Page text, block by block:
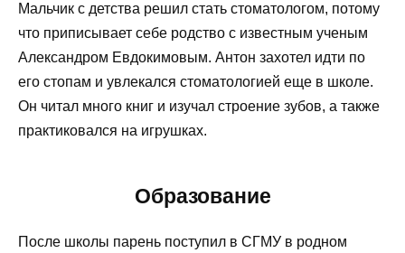
Мальчик с детства решил стать стоматологом, потому
что приписывает себе родство с известным ученым
Александром Евдокимовым. Антон захотел идти по
его стопам и увлекался стоматологией еще в школе.
Он читал много книг и изучал строение зубов, а также
практиковался на игрушках.
Образование
После школы парень поступил в СГМУ в родном